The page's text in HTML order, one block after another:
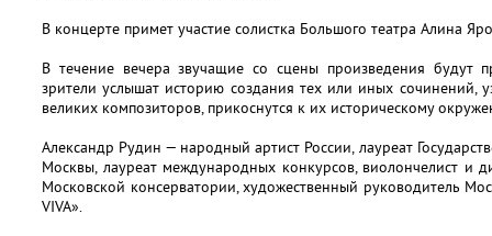
В концерте примет участие солистка Большого театра Алина
В течение вечера звучащие со сцены произведения будут
зрители услышат историю создания тех или иных сочинений,
великих композиторов, прикоснутся к их историческому
Александр Рудин — народный артист России, лауреат
Москвы, лауреат международных конкурсов, виолончелист
Московской консерватории, художественный руководитель
VIVA».